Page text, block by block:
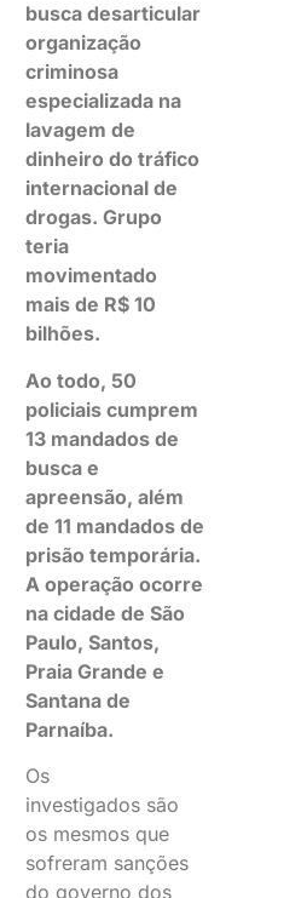
busca desarticular
organização
criminosa
especializada na
lavagem de
dinheiro do tráfico
internacional de
drogas. Grupo
teria
movimentado
mais de R$ 10
bilhões.
Ao todo, 50
policiais cumprem
13 mandados de
busca e
apreensão, além
de 11 mandados de
prisão temporária.
A operação ocorre
na cidade de São
Paulo, Santos,
Praia Grande e
Santana de
Parnaíba.
Os
investigados são
os mesmos que
sofreram sanções
do governo dos